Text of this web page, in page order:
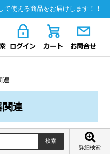
使える商品をお届けします！！
連
関連
詳細検索